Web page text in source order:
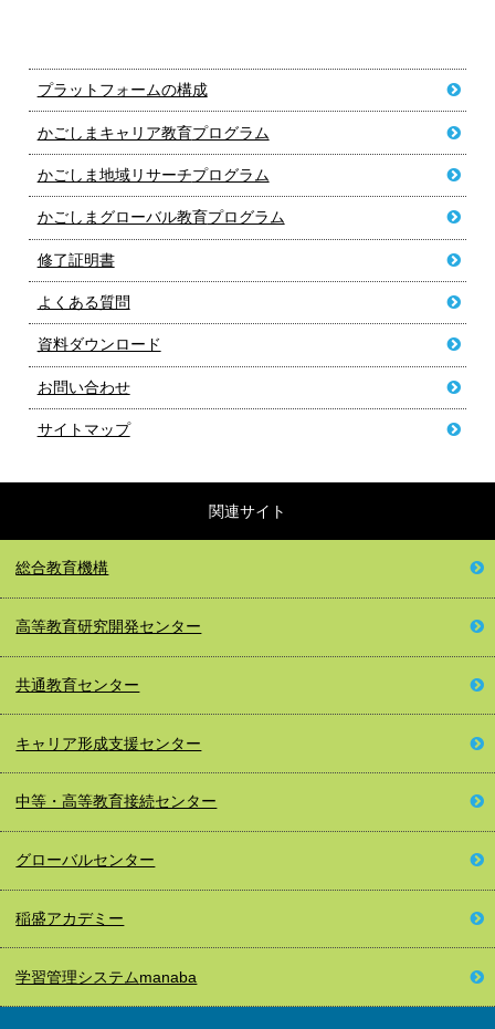
プラットフォームの構成
かごしまキャリア教育プログラム
かごしま地域リサーチプログラム
かごしまグローバル教育プログラム
修了証明書
よくある質問
資料ダウンロード
お問い合わせ
サイトマップ
関連サイト
総合教育機構
高等教育研究開発センター
共通教育センター
キャリア形成支援センター
中等・高等教育接続センター
グローバルセンター
稲盛アカデミー
学習管理システムmanaba